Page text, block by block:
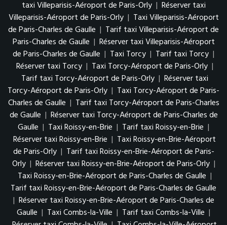
taxi Villeparisis-Aéroport de Paris-Orly | Réserver taxi
Villeparisis-Aéroport de Paris-Orly | Taxi Villeparisis-Aéroport
de Paris-Charles de Gaulle | Tarif taxi Villeparisis-Aéroport de
Paris-Charles de Gaulle | Réserver taxi Villeparisis-Aéroport
de Paris-Charles de Gaulle | Taxi Torcy | Tarif taxi Torcy |
Réserver taxi Torcy | Taxi Torcy-Aéroport de Paris-Orly |
Tarif taxi Torcy-Aéroport de Paris-Orly | Réserver taxi
Torcy-Aéroport de Paris-Orly | Taxi Torcy-Aéroport de Paris-
Charles de Gaulle | Tarif taxi Torcy-Aéroport de Paris-Charles
de Gaulle | Réserver taxi Torcy-Aéroport de Paris-Charles de
Gaulle | Taxi Roissy-en-Brie | Tarif taxi Roissy-en-Brie |
Réserver taxi Roissy-en-Brie | Taxi Roissy-en-Brie-Aéroport
de Paris-Orly | Tarif taxi Roissy-en-Brie-Aéroport de Paris-
Orly | Réserver taxi Roissy-en-Brie-Aéroport de Paris-Orly |
Taxi Roissy-en-Brie-Aéroport de Paris-Charles de Gaulle |
Tarif taxi Roissy-en-Brie-Aéroport de Paris-Charles de Gaulle
| Réserver taxi Roissy-en-Brie-Aéroport de Paris-Charles de
Gaulle | Taxi Combs-la-Ville | Tarif taxi Combs-la-Ville |